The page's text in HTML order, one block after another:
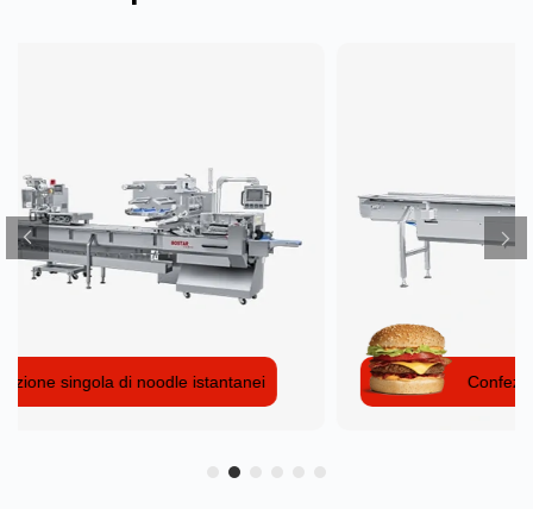
Confezione singola di hamburger